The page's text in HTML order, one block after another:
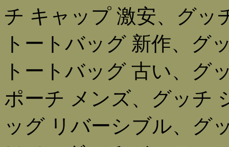
チ キャップ 激安、グッ
トートバッグ 新作、グ
トートバッグ 古い、グ
ポーチ メンズ、グッチ
ッグ リバーシブル、グ